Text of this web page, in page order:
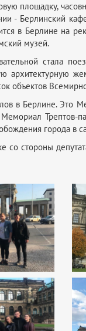
площадку,
- Берлинский
в Берлине на
музей.
стала
архитектурную
объектов
в Берлине. Это
города в
со стороны